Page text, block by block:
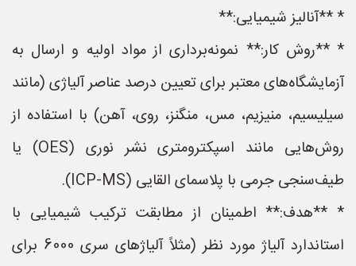
* **آنالیز شیمیایی:**
* **روش کار:** نمونه‌برداری از مواد اولیه و ارسال به
آزمایشگاه‌های معتبر برای تعیین درصد عناصر آلیاژی (مانند
سیلیسیم، منیزیم، مس، منگنز، روی، آهن) با استفاده از
روش‌هایی مانند اسپکترومتری نشر نوری (OES) یا
طیف‌سنجی جرمی با پلاسمای القایی (ICP-MS).
* **هدف:** اطمینان از مطابقت ترکیب شیمیایی با
استاندارد آلیاژ مورد نظر (مثلاً آلیاژهای سری 6000 برای